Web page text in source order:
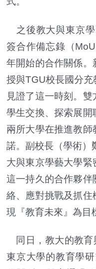
之後教大與東京
簽合作備忘錄（
年開始的合作關係。
授與TGU校長國分
見證了這一時刻。
學生交換、探索展開
兩所大學在推進教
諾。副校長（學術）
大與東京學藝大學緊
這一持久的合作夥伴
絡、應對挑戰及抓住
現『教育未來』為目
同日，教大的教育
東京大學的教育學